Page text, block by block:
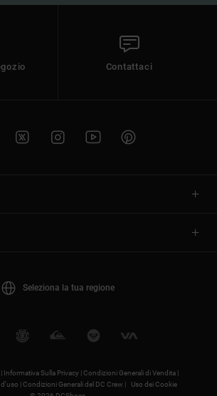
Contattaci
Seleziona la tua regione
Informativa Sulla Privacy |Condizioni Generali di Vendita |
|Condizioni Generali del DC Crew |
Uso dei Cookie